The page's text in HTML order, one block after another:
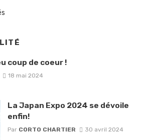
coup de coeur !
18 mai 2024
La Japan Expo 2024 se dévoile
enfin!
Par CORTO CHARTIER 30 avril 2024